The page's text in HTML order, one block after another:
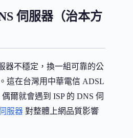
伺服器（治本方
器不穩定，換一組可靠的公
這在台灣用中華電信 ADSL
爾就會遇到 ISP 的 DNS 伺
服器 對整體上網品質影響